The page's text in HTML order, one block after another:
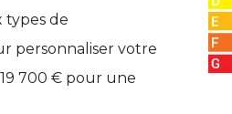
types de
personnaliser votre
700 € pour une